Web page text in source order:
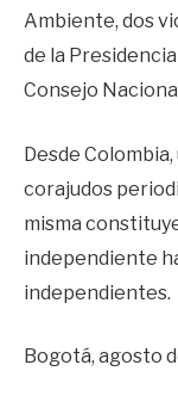
Ambiente, dos
de la
Consejo
Desde
corajudos
misma
independiente
independientes.
Bogotá, agosto